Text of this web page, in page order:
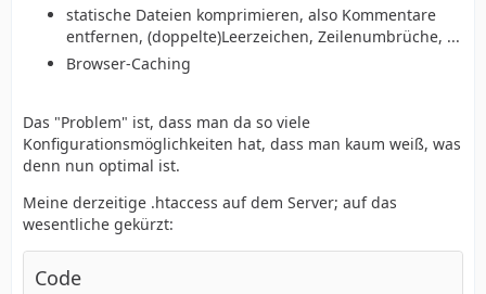
statische Dateien komprimieren, also Kommentare
entfernen, (doppelte)Leerzeichen, Zeilenumbrüche, ...
Browser-Caching
Das "Problem" ist, dass man da so viele
Konfigurationsmöglichkeiten hat, dass man kaum weiß, was
denn nun optimal ist.
Meine derzeitige .htaccess auf dem Server; auf das
wesentliche gekürzt:
Code